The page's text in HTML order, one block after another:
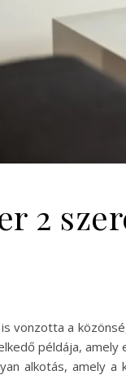
2
vonzotta a
példája,
alkotás, amely